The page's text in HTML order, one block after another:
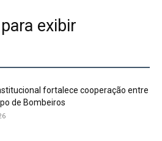
exibir
fortalece cooperação entre
de Bombeiros